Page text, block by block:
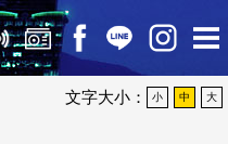
文字大小： 小 中 大